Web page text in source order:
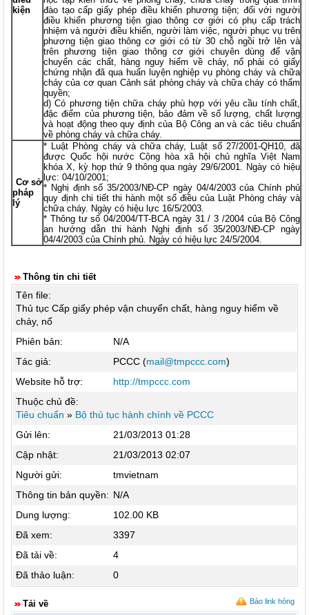
kiện
đào tạo cấp giấy phép điều khiển phương tiện; đối với người
điều khiển phương tiện giao thông cơ giới có phụ cấp trách
nhiệm và người điều khiển, người làm việc, người phục vụ trên
phương tiện giao thông cơ giới có từ 30 chỗ ngồi trở lên và
trên phương tiện giao thông cơ giới chuyên dùng để vận
chuyển các chất, hàng nguy hiểm về cháy, nổ phải có giấy
chứng nhận đã qua huấn luyện nghiệp vụ phòng cháy và chữa
cháy của cơ quan Cảnh sát phòng cháy và chữa cháy có thẩm
quyền;
d) Có phương tiện chữa cháy phù hợp với yêu cầu tính chất,
đặc điểm của phương tiện, bảo đảm về số lượng, chất lượng
và hoạt động theo quy định của Bộ Công an và các tiêu chuẩn
về phòng cháy và chữa cháy.
Cơ sở
pháp
lý
* Luật Phòng cháy và chữa cháy, Luật số 27/2001-QH10, đã
được Quốc hội nước Cộng hòa xã hội chủ nghĩa Việt Nam
khóa X, kỳ họp thứ 9 thông qua ngày 29/6/2001. Ngày có hiệu
lực: 04/10/2001;
* Nghị định số 35/2003/NĐ-CP ngày 04/4/2003 của Chính phủ
quy định chi tiết thi hành một số điều của Luật Phòng cháy và
chữa cháy. Ngày có hiệu lực 16/5/2003.
* Thông tư số 04/2004/TT-BCA ngày 31 / 3 /2004 của Bộ Công
an hướng dẫn thi hành Nghị định số 35/2003/NĐ-CP ngày
04/4/2003 của Chính phủ. Ngày có hiệu lực 24/5/2004.
Thông tin chi tiết
Tên file:
Thủ tục Cấp giấy phép vận chuyển chất, hàng nguy hiểm về
cháy, nổ
Phiên bản:
N/A
Tác giả:
PCCC (mail@tmpccc.com)
Website hỗ trợ:
http://tmpccc.com
Thuộc chủ đề:
Tiêu chuẩn » Bộ thủ tục hành chính về PCCC
Gửi lên:
21/03/2013 01:28
Cập nhật:
21/03/2013 02:07
Người gửi:
tmvietnam
Thông tin bản quyền: N/A
Dung lượng:
102.00 KB
Đã xem:
3397
Đã tải về:
4
Đã thảo luận:
0
Báo link hỏng
Tải về